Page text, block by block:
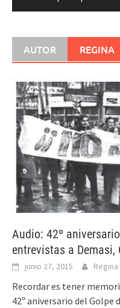
AUTOR REGINA
Audio: 42º
entrevistas a Demasi,
junio 27, 2015 Regina
Recordar es tener
42º aniversario del Golpe